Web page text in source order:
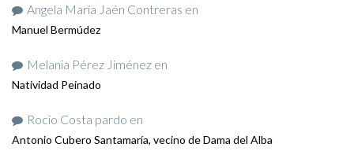
Angela María Jaén Contreras en
Manuel Bermúdez
Melania Pérez Jiménez en
Natividad Peinado
Rocio Costa pardo en
Antonio Cubero Santamaría, vecino de Dama del Alba